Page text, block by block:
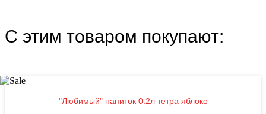
С этим товаром покупают:
"Любимый" напиток 0.2л тетра яблоко